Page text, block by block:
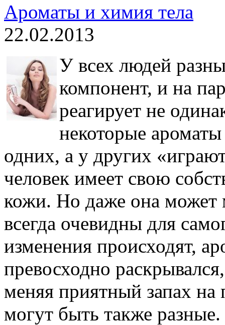
Ароматы и химия тела
22.02.2013
У всех людей
компонент, и на
реагирует не
некоторые
одних, а у других
человек имеет свою
кожи. Но даже она может
всегда очевидны для
изменения происходят,
превосходно
меняя приятный запах
могут быть также разные.